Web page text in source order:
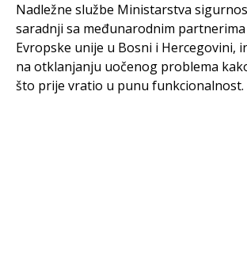
Nadležne službe Ministarstva
saradnji sa međunarodnim
Evropske unije u Bosni i Hercegovini,
na otklanjanju uočenog problema
što prije vratio u punu funkcionalnost.